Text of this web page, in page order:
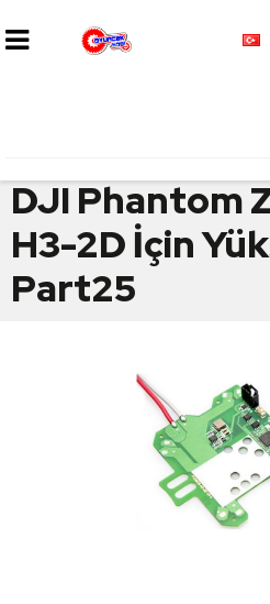
DJI Phantom
H3-2D İçin
Part25